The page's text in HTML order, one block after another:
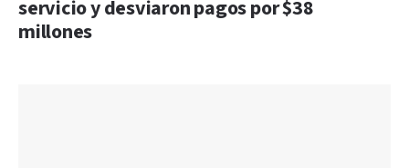
servicio y desviaron pagos por $38
millones